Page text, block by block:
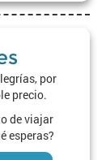
por
precio.
de viajar
esperas?